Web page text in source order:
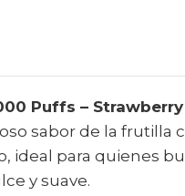
Puffs –
sabor de la frutilla
ideal para quienes
y suave.